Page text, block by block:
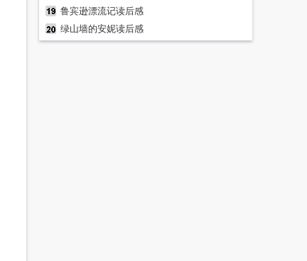
鲁宾逊漂流记读后感
绿山墙的安妮读后感